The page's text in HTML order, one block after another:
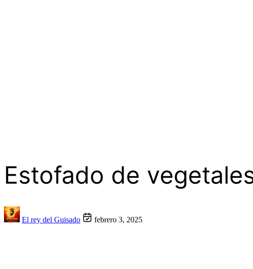
Estofado de
El rey del Guisado febrero 3, 2025